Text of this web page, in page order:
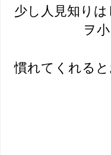
少し人見知り
ヲ
慣れてくれる